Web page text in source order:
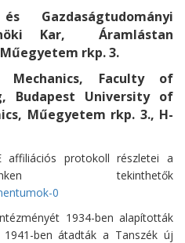
Gazdaságtudományi
Kar, Áramlástan
rkp. 3.
Faculty of
Budapest University of
Műegyetem rkp. 3., H-
affiliációs protokoll részletei a
tekinthetők
0
1934-ben alapították
ben átadták a Tanszék új